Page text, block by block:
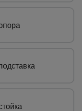
Каталог